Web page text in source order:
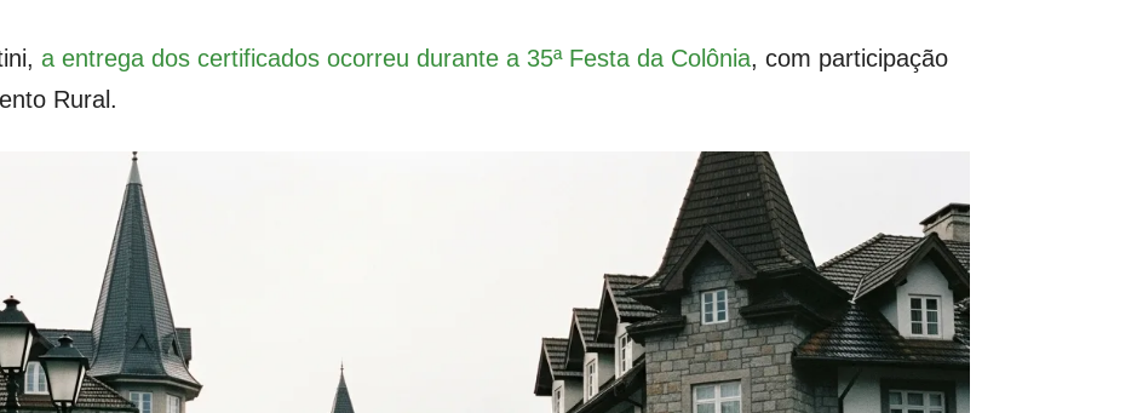
a entrega dos certificados ocorreu durante a 35ª Festa da Colônia, com participação
Rural.